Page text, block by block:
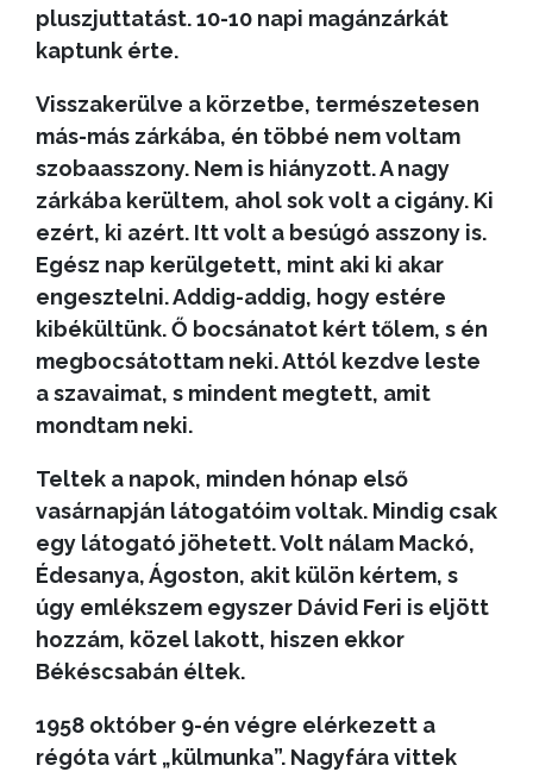
pluszjuttatást. 10-10 napi magánzárkát
kaptunk érte.
Visszakerülve a körzetbe, természetesen
más-más zárkába, én többé nem voltam
szobaasszony. Nem is hiányzott. A nagy
zárkába kerültem, ahol sok volt a cigány. Ki
ezért, ki azért. Itt volt a besúgó asszony is.
Egész nap kerülgetett, mint aki ki akar
engesztelni. Addig-addig, hogy estére
kibékültünk. Ő bocsánatot kért tőlem, s én
megbocsátottam neki. Attól kezdve leste
a szavaimat, s mindent megtett, amit
mondtam neki.
Teltek a napok, minden hónap első
vasárnapján látogatóim voltak. Mindig csak
egy látogató jöhetett. Volt nálam Mackó,
Édesanya, Ágoston, akit külön kértem, s
úgy emlékszem egyszer Dávid Feri is eljött
hozzám, közel lakott, hiszen ekkor
Békéscsabán éltek.
1958 október 9-én végre elérkezett a
régóta várt „külmunka”. Nagyfára vittek